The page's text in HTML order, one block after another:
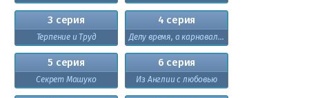
3 серия
Терпение и Труд
4 серия
Делу время, а карнавал раз в год!
5 серия
Секрет Машуко
6 серия
Из Англии с любовью